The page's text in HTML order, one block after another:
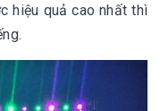
hiệu quả cao nhất thì